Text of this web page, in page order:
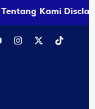
Tentang Kami